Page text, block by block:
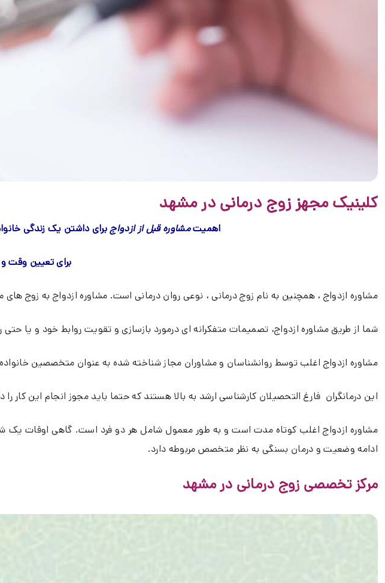
کلینیک مجهز زوج درمانی در مشهد
اهمیتمشاوره قبل از ازدواجبرای داشتن یک زندگی
برای تعیین وقت
مشاوره ازدواج ، همچنین به نام زوج درمانی ، نوعی روان درمانی است. مشاوره ازدواج به زوج
شما از طریق مشاوره ازدواج، تصمیمات متفکرانه ای درمورد بازسازی و تقویت روابط خود و یا حتی
مشاوره ازدواج اغلب توسط روانشناسان و مشاوران مجاز شناخته شده به عنوان متخصصین خانواده
این درمانگران فارغ التحصیلان کارشناسی ارشد به بالا هستند که حتما باید مجوز انجام این
مشاوره ازدواج اغلب کوتاه مدت است و به طور معمول شامل هر دو فرد است. گاهی اوقات
ادامه وضعیت و درمان بسنگی به نظر متخصص مربوطه دارد.
مرکز تخصصی زوج درمانی در مشهد